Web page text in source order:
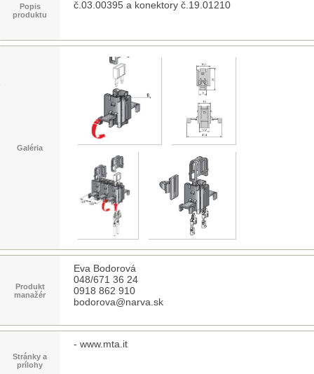
Popis
produktu
č.03.00395 a konektory č.19.01210
Galéria
Produkt
manažér
Eva Bodorová
048/671 36 24
0918 862 910
bodorova@narva.sk
Stránky a
prílohy
-www.mta.it